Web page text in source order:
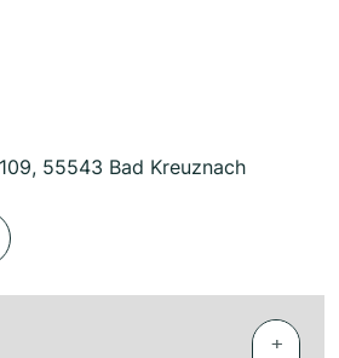
55543 Bad Kreuznach
+